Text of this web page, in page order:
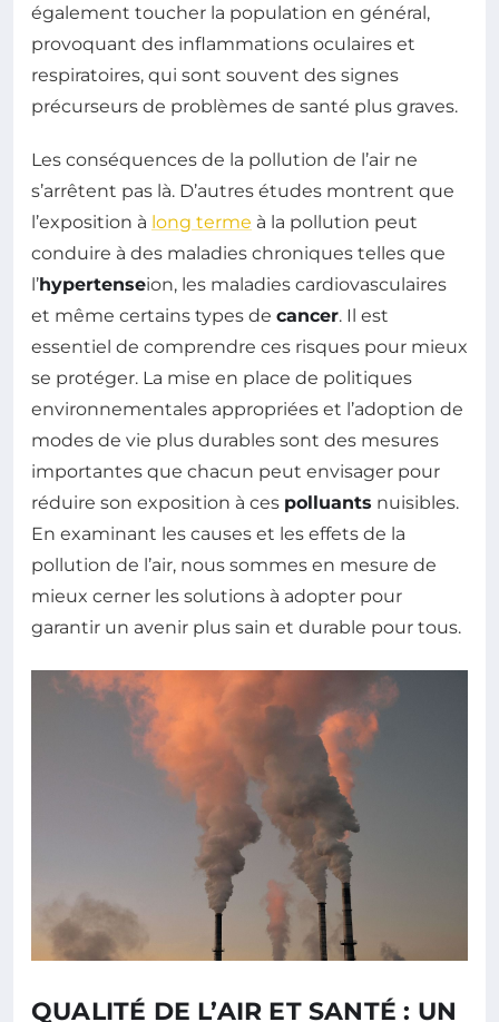
également toucher la population en général,
provoquant des inflammations oculaires et
respiratoires, qui sont souvent des signes
précurseurs de problèmes de santé plus graves.
Les conséquences de la pollution de l’air ne
s’arrêtent pas là. D’autres études montrent que
l’exposition à long terme à la pollution peut
conduire à des maladies chroniques telles que
l’hypertenseion, les maladies cardiovasculaires
et même certains types de cancer. Il est
essentiel de comprendre ces risques pour mieux
se protéger. La mise en place de politiques
environnementales appropriées et l’adoption de
modes de vie plus durables sont des mesures
importantes que chacun peut envisager pour
réduire son exposition à ces polluants nuisibles.
En examinant les causes et les effets de la
pollution de l’air, nous sommes en mesure de
mieux cerner les solutions à adopter pour
garantir un avenir plus sain et durable pour tous.
QUALITÉ DE L’AIR ET SANTÉ : UN